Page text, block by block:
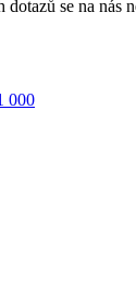
se na nás
000